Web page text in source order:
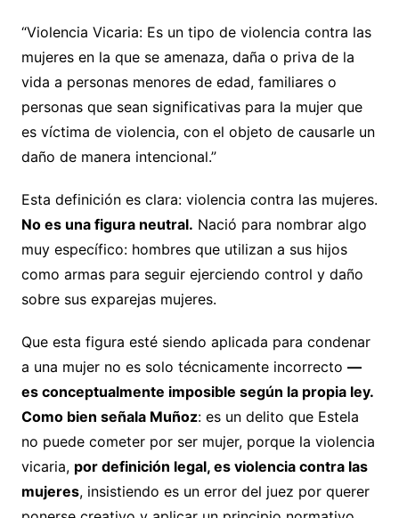
“Violencia Vicaria: Es un tipo de violencia contra las
mujeres en la que se amenaza, daña o priva de la
vida a personas menores de edad, familiares o
personas que sean significativas para la mujer que
es víctima de violencia, con el objeto de causarle un
daño de manera intencional.”
Esta definición es clara: violencia contra las mujeres.
No es una figura neutral. Nació para nombrar algo
muy específico: hombres que utilizan a sus hijos
como armas para seguir ejerciendo control y daño
sobre sus exparejas mujeres.
Que esta figura esté siendo aplicada para condenar
a una mujer no es solo técnicamente incorrecto —
es conceptualmente imposible según la propia ley.
Como bien señala Muñoz: es un delito que Estela
no puede cometer por ser mujer, porque la violencia
vicaria, por definición legal, es violencia contra las
mujeres, insistiendo es un error del juez por querer